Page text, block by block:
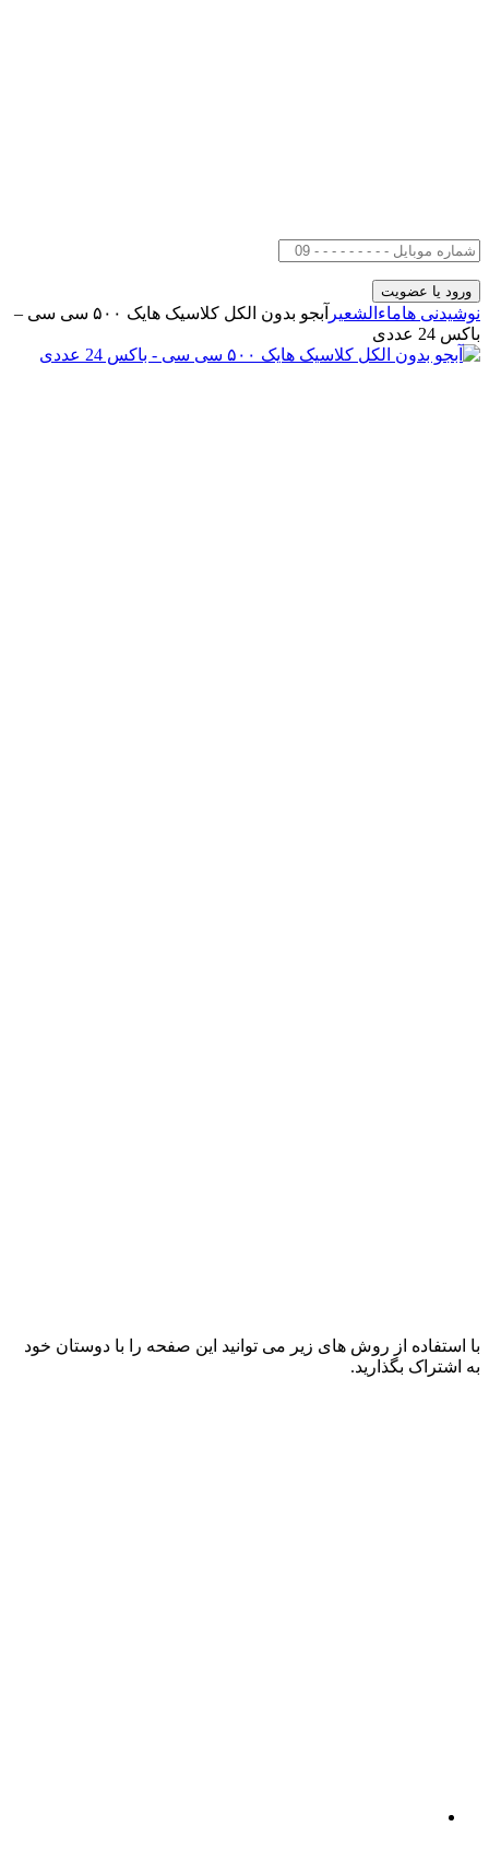
نوشیدنی هاماءالشعیر
آبجو بدون الکل کلاسیک هایک ۵۰۰ سی سی –
باکس 24 عددی
با استفاده از روش های زیر می توانید این صفحه را با دوستان خود
به اشتراک بگذارید.